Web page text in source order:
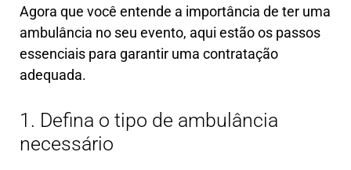
Agora que você entende a importância de ter uma
ambulância no seu evento, aqui estão os passos
essenciais para garantir uma contratação
adequada.
1. Defina o tipo de ambulância
necessário